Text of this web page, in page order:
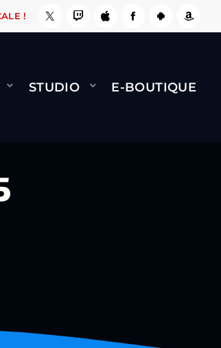
NAMI BERNARD MINET - FLY
!
STUDIO E-BOUTIQUE